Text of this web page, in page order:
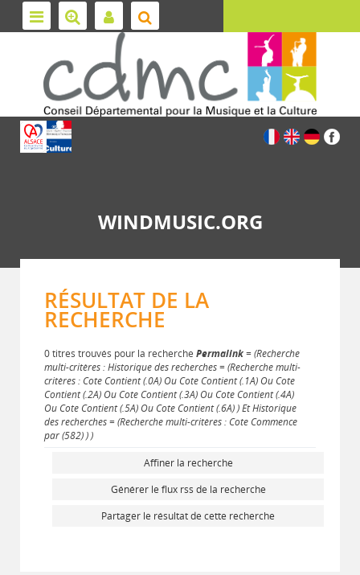
WINDMUSIC.ORG
RÉSULTAT DE LA
RECHERCHE
0 titres trouvés pour la recherche Permalink= (Recherche
multi-critères : Historique des recherches = (Recherche multi-
critères : Cote Contient (.0A) Ou Cote Contient (.1A) Ou Cote
Contient (.2A) Ou Cote Contient (.3A) Ou Cote Contient (.4A)
Ou Cote Contient (.5A) Ou Cote Contient (.6A) ) Et Historique
des recherches = (Recherche multi-critères : Cote Commence
par (582) ) )
Affiner la recherche
Générer le flux rss de la recherche
Partager le résultat de cette recherche